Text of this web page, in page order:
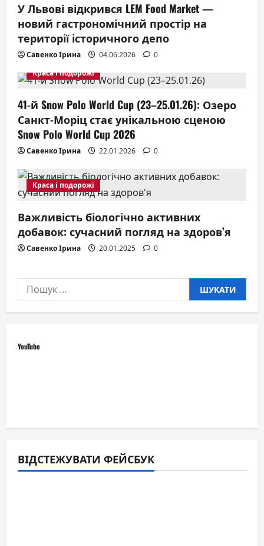
t
i
o
n
У Львові відкрився LEM Food Market —
новий гастрономічний простір на
території історичного депо
Савенко Ірина 04.06.2026
0
Краса і подорожі
41-й Snow Polo World Cup (23–25.01.26): Озеро
Санкт-Моріц стає унікальною сценою
Snow Polo World Cup 2026
Савенко Ірина 22.01.2026 0
Краса і подорожі
Важливість біологічно активних
добавок: сучасний погляд на здоров’я
Савенко Ірина 20.01.2025 0
Пошук:
YouTube
ВІДСТЕЖУВАТИ ФЕЙСБУК